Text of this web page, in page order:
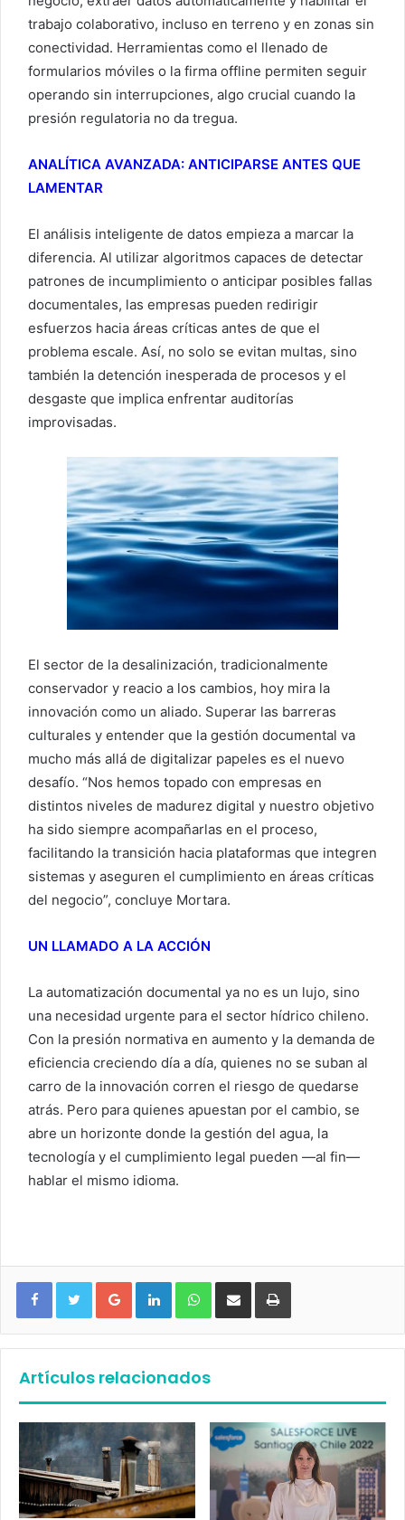
trabajo colaborativo, incluso en terreno y en zonas sin
conectividad. Herramientas como el llenado de
formularios móviles o la firma offline permiten seguir
operando sin interrupciones, algo crucial cuando la
presión regulatoria no da tregua.
ANALÍTICA AVANZADA: ANTICIPARSE ANTES QUE
LAMENTAR
El análisis inteligente de datos empieza a marcar la
diferencia. Al utilizar algoritmos capaces de detectar
patrones de incumplimiento o anticipar posibles fallas
documentales, las empresas pueden redirigir
esfuerzos hacia áreas críticas antes de que el
problema escale. Así, no solo se evitan multas, sino
también la detención inesperada de procesos y el
desgaste que implica enfrentar auditorías
improvisadas.
El sector de la desalinización, tradicionalmente
conservador y reacio a los cambios, hoy mira la
innovación como un aliado. Superar las barreras
culturales y entender que la gestión documental va
mucho más allá de digitalizar papeles es el nuevo
desafío. “Nos hemos topado con empresas en
distintos niveles de madurez digital y nuestro objetivo
ha sido siempre acompañarlas en el proceso,
facilitando la transición hacia plataformas que integren
sistemas y aseguren el cumplimiento en áreas críticas
del negocio”, concluye Mortara.
UN LLAMADO A LA ACCIÓN
La automatización documental ya no es un lujo, sino
una necesidad urgente para el sector hídrico chileno.
Con la presión normativa en aumento y la demanda de
eficiencia creciendo día a día, quienes no se suban al
carro de la innovación corren el riesgo de quedarse
atrás. Pero para quienes apuestan por el cambio, se
abre un horizonte donde la gestión del agua, la
tecnología y el cumplimiento legal pueden —al fin—
hablar el mismo idioma.
Google+ LinkedIn WhatsApp
Artículos relacionados